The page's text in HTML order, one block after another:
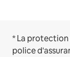
* La protection
police